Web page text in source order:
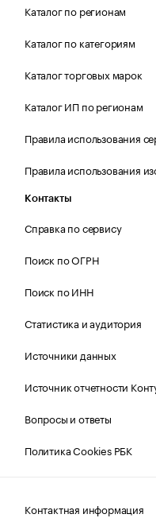
Каталог по регионам
Каталог по категориям
Каталог торговых марок
Каталог ИП по регионам
Правила использования
Правила использования
Контакты
Справка по сервису
Поиск по ОГРН
Поиск по ИНН
Статистика и аудитория
Источники данных
Источник отчетности
Вопросы и ответы
Политика Cookies РБК
Контактная информация